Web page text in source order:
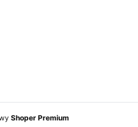
Shoper Premium